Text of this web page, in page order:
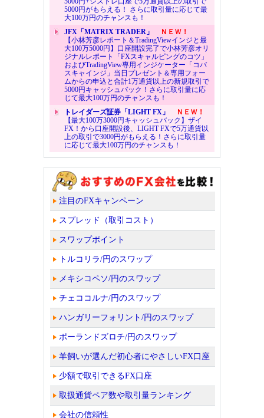
5000円がもらえる！ さらに取引量に応じて最
大100万円のチャンスも！
JFX「MATRIX TRADER」
ＮＥＷ！
【小林芳彦レポート＆TradingViewインジと最
大100万5000円】口座開設完了で小林芳彦オリ
ジナルレポート「FXスキャルピングのコツ」
およびTradingView専用インジケーター「コバ
スキャインジ」当日プレゼント＆専用フォー
ムからの申込と合計1万通貨以上の新規取引で
5000円キャッシュバック！さらに取引量に応
じて最大100万円のチャンスも！
トレイダーズ証券「LIGHT FX」
ＮＥＷ！
【最大100万3000円キャッシュバック】ザイ
FX！から口座開設後、LIGHT FXで5万通貨以
上の取引で3000円がもらえる！さらに取引量
に応じて最大100万円のチャンスも！
注目のFXキャンペーン
スプレッド（取引コスト）
スワップポイント
トルコリラ/円のスワップ
メキシコペソ/円のスワップ
チェココルナ/円のスワップ
ハンガリーフォリント/円のスワップ
ポーランドズロチ/円のスワップ
羊飼いが選んだ初心者にやさしいFX口座
少額で取引できるFX口座
取扱通貨ペア数や取引量ランキング
会社の信頼性